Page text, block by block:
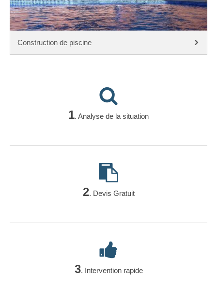
Construction de piscine
1. Analyse de la situation
2. Devis Gratuit
3. Intervention rapide